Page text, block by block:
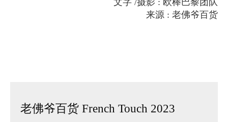
文字 /摄影 : 欧棒巴黎团队
来源 : 老佛爷百货
老佛爷百货 French Touch 2023